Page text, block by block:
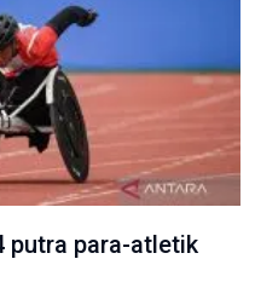
putra para-atletik